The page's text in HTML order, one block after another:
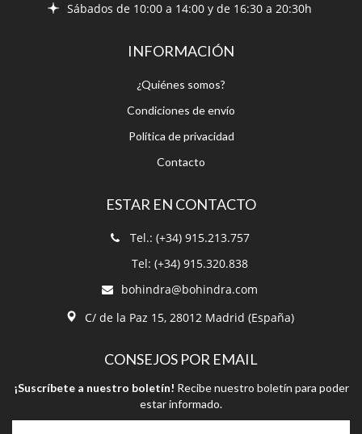
Sábados de 10:00 a 14:00 y de 16:30 a 20:30h
INFORMACIÓN
¿Quiénes somos?
Condiciones de envío
Política de privacidad
Contacto
ESTAR EN CONTACTO
Tel.: (+34) 915.213.757
Tel: (+34) 915.320.838
bohindra@bohindra.com
C/ de la Paz 15, 28012 Madrid (España)
CONSEJOS POR EMAIL
¡Suscríbete a nuestro boletín! Recibe nuestro boletín para poder
estar informado.